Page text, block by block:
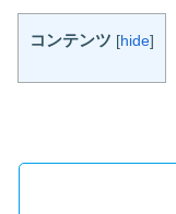
コンテンツ [hide]